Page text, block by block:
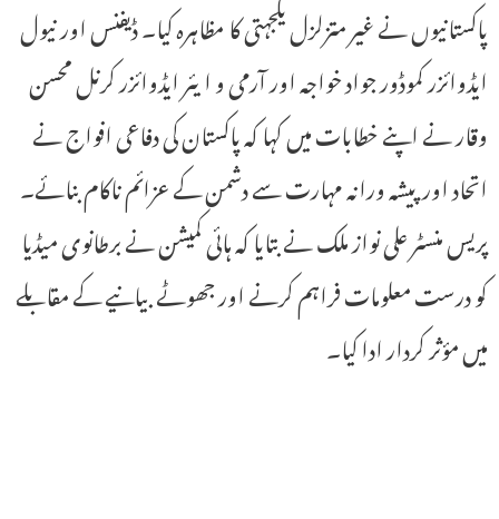
پاکستانیوں نے غیر متزلزل یکجہتی کا مظاہرہ کیا۔ ڈیفنس اور نیول
ایڈوائزر کموڈور جواد خواجہ اور آرمی و ایئر ایڈوائزر کرنل محسن
وقار نے اپنے خطابات میں کہا کہ پاکستان کی دفاعی افواج نے
اتحاد اور پیشہ ورانہ مہارت سے دشمن کے عزائم ناکام بنائے۔
پریس منسٹر علی نواز ملک نے بتایا کہ ہائی کمیشن نے برطانوی میڈیا
کو درست معلومات فراہم کرنے اور جھوٹے بیانیے کے مقابلے
میں مؤثر کردار ادا کیا۔